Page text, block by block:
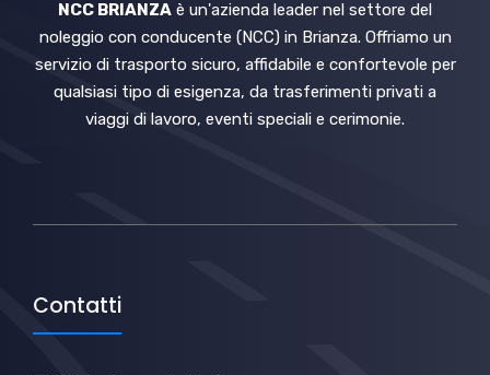
NCC BRIANZA è un'azienda leader nel settore del
noleggio con conducente (NCC) in Brianza. Offriamo un
servizio di trasporto sicuro, affidabile e confortevole per
qualsiasi tipo di esigenza, da trasferimenti privati a
viaggi di lavoro, eventi speciali e cerimonie.
Contatti